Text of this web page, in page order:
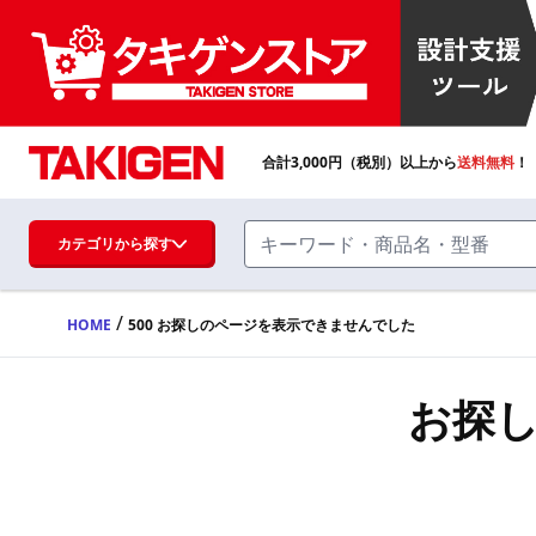
ハンドル・取手・つまみ・周辺機器
FA・A
合計3,000円（税別）以上から送料無料
カテゴリから探す
HOME / 500 お探しのページを表示できませんでした
お探